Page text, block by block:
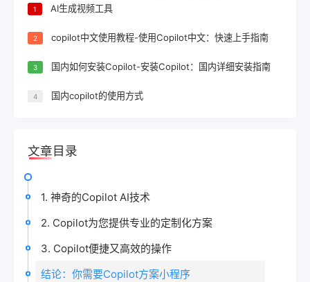
1 AI生成视频工具
2 copilot中文使用教程-使用Copilot中文：快速上手指南
3 国内如何安装Copilot-安装Copilot：国内详细安装指南
4 国内copilot的使用方式
文章目录
1. 神奇的Copilot AI技术
2. Copilot为您提供专业的定制化方案
3. Copilot便捷又高效的操作
结论：你需要Copilot方案小程序